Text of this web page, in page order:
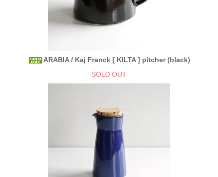
ARABIA / Kaj Franck [ KILTA ] pitcher (black)
SOLD OUT